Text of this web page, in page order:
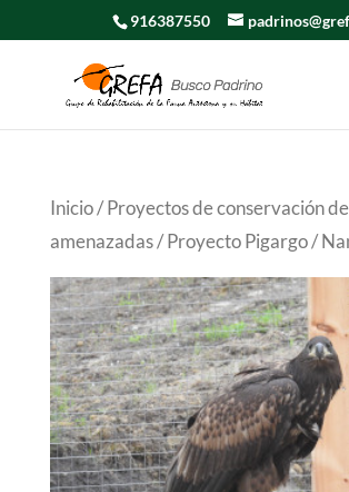
916387550
Inicio/ Proyectos de conservación
amenazadas/ Proyecto Pigargo/